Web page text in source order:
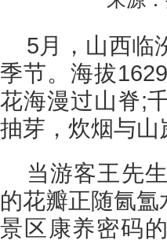
5月，山西临
季节。海拔
花海漫过山脊;
抽芽，炊烟与
当游客王先
的花瓣正随氤
景区康养密码